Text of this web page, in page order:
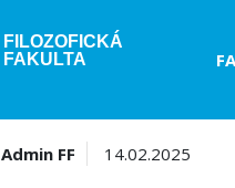
FILOZOFICKÁ
FAKULTA
Admin FF 14.02.2025